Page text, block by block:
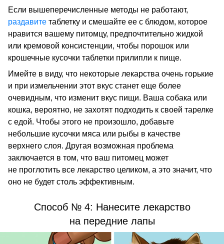
Если вышеперечисленные методы не работают,
раздавите таблетку и смешайте ее с блюдом, которое
нравится вашему питомцу, предпочтительно жидкой
или кремовой консистенции, чтобы порошок или
крошечные кусочки таблетки прилипли к пище.
Имейте в виду, что некоторые лекарства очень горькие
и при измельчении этот вкус станет еще более
очевидным, что изменит вкус пищи. Ваша собака или
кошка, вероятно, не захотят подходить к своей тарелке
с едой. Чтобы этого не произошло, добавьте
небольшие кусочки мяса или рыбы в качестве
верхнего слоя. Другая возможная проблема
заключается в том, что ваш питомец может
не проглотить все лекарство целиком, а это значит, что
оно не будет столь эффективным.
Способ № 4: Нанесите лекарство
на передние лапы